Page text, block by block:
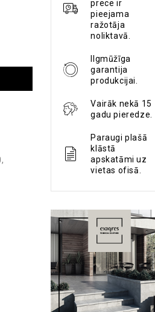
,
prece ir
pieejama
ražotāja
noliktavā.
Ilgmūžīga
garantija
produkcijai.
Vairāk nekā 15
gadu pieredze.
Paraugi plašā
klāstā
apskatāmi uz
vietas ofisā.